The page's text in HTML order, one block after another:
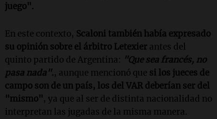
juego".
En este contexto, Scaloni también había expresado
su opinión sobre el árbitro Letexier antes del
quinto partido de Argentina: "Que sea francés, no
pasa nada"., aunque mencionó que si los jueces de
campo son de un país, los del VAR deberían ser del
"mismo", ya que al ser de distinta nacionalidad no
interpretan las jugadas de la misma manera.